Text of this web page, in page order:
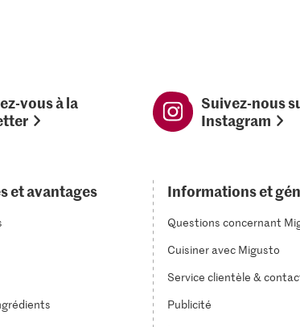
vous à la
Suivez-nous
Instagram
et avantages Informations et
Questions concernant
Cuisiner avec Migusto
Service clientèle &
Publicité